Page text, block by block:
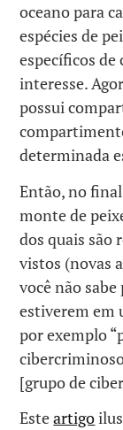
oceano para
espécies de
específicos
interesse.
possui
determinada
Então, no
monte de
dos quais são
vistos (novas
você não
estiverem em
por exemplo
[grupo de
Esteartigo